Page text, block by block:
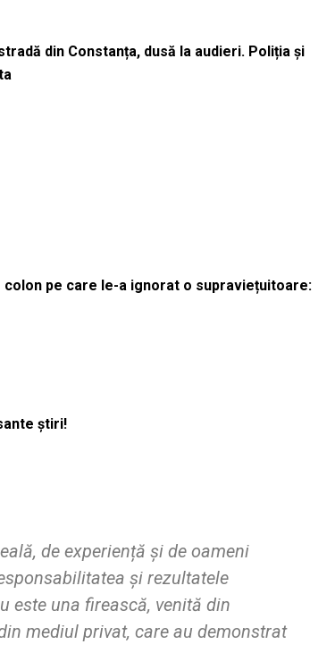
din Constanța, dusă la audieri. Poliția și
pe care le-a ignorat o supraviețuitoare:
știri!
de experiență și de oameni
și rezultatele
este una firească, venită din
mediul privat, care au demonstrat